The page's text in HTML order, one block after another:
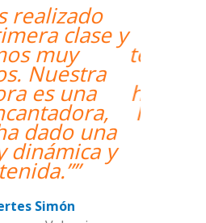
is going
Eugenia, my
fantastic. My
skills
greatly.
the
Eufrasio
GM